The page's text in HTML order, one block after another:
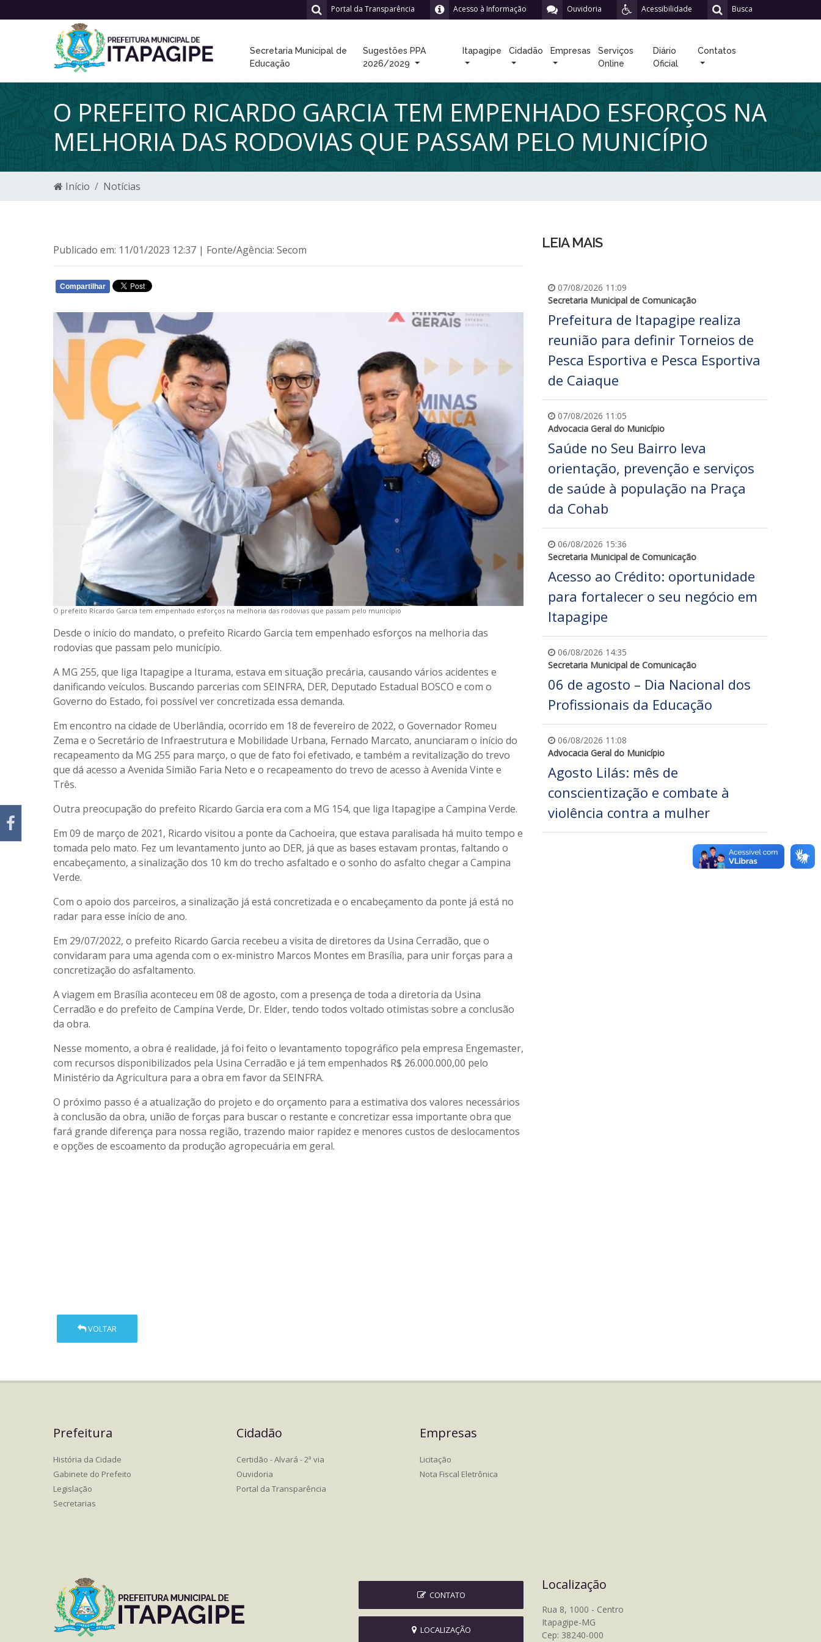
Busca
Acessibilidade
Ouvidoria
Acesso à Informação
Portal da Transparência
Secretaria Municipal de
Educação
Sugestões PPA
2026/2029
Itapagipe Cidadão Empresas
Serviços
Online
Diário
Oficial
Contatos
O PREFEITO RICARDO GARCIA TEM EMPENHADO ESFORÇOS NA
MELHORIA DAS RODOVIAS QUE PASSAM PELO MUNICÍPIO
Início Notícias
Publicado em: 11/01/2023 12:37 | Fonte/Agência: Secom
Compartilhar
O prefeito Ricardo Garcia tem empenhado esforços na melhoria das rodovias que passam pelo município
Desde o início do mandato, o prefeito Ricardo Garcia tem empenhado esforços na melhoria das
rodovias que passam pelo município.
A MG 255, que liga Itapagipe a Iturama, estava em situação precária, causando vários acidentes e
danificando veículos. Buscando parcerias com SEINFRA, DER, Deputado Estadual BOSCO e com o
Governo do Estado, foi possível ver concretizada essa demanda.
Em encontro na cidade de Uberlândia, ocorrido em 18 de fevereiro de 2022, o Governador Romeu
Zema e o Secretário de Infraestrutura e Mobilidade Urbana, Fernado Marcato, anunciaram o início do
recapeamento da MG 255 para março, o que de fato foi efetivado, e também a revitalização do trevo
que dá acesso a Avenida Simião Faria Neto e o recapeamento do trevo de acesso à Avenida Vinte e
Três.
Outra preocupação do prefeito Ricardo Garcia era com a MG 154, que liga Itapagipe a Campina Verde.
Em 09 de março de 2021, Ricardo visitou a ponte da Cachoeira, que estava paralisada há muito tempo e
tomada pelo mato. Fez um levantamento junto ao DER, já que as bases estavam prontas, faltando o
encabeçamento, a sinalização dos 10 km do trecho asfaltado e o sonho do asfalto chegar a Campina
Verde.
Com o apoio dos parceiros, a sinalização já está concretizada e o encabeçamento da ponte já está no
radar para esse início de ano.
Em 29/07/2022, o prefeito Ricardo Garcia recebeu a visita de diretores da Usina Cerradão, que o
convidaram para uma agenda com o ex-ministro Marcos Montes em Brasília, para unir forças para a
concretização do asfaltamento.
A viagem em Brasília aconteceu em 08 de agosto, com a presença de toda a diretoria da Usina
Cerradão e do prefeito de Campina Verde, Dr. Elder, tendo todos voltado otimistas sobre a conclusão
da obra.
Nesse momento, a obra é realidade, já foi feito o levantamento topográfico pela empresa Engemaster,
com recursos disponibilizados pela Usina Cerradão e já tem empenhados R$ 26.000.000,00 pelo
Ministério da Agricultura para a obra em favor da SEINFRA.
O próximo passo é a atualização do projeto e do orçamento para a estimativa dos valores necessários
à conclusão da obra, união de forças para buscar o restante e concretizar essa importante obra que
fará grande diferença para nossa região, trazendo maior rapidez e menores custos de deslocamentos
e opções de escoamento da produção agropecuária em geral.
VOLTAR
LEIA MAIS
07/08/2026 11:09
Secretaria Municipal de Comunicação
Prefeitura de Itapagipe realiza
reunião para definir Torneios de
Pesca Esportiva e Pesca Esportiva
de Caiaque
07/08/2026 11:05
Advocacia Geral do Município
Saúde no Seu Bairro leva
orientação, prevenção e serviços
de saúde à população na Praça
da Cohab
06/08/2026 15:36
Secretaria Municipal de Comunicação
Acesso ao Crédito: oportunidade
para fortalecer o seu negócio em
Itapagipe
06/08/2026 14:35
Secretaria Municipal de Comunicação
06 de agosto – Dia Nacional dos
Profissionais da Educação
06/08/2026 11:08
Advocacia Geral do Município
Agosto Lilás: mês de
conscientização e combate à
violência contra a mulher
Prefeitura
História da Cidade
Gabinete do Prefeito
Legislação
Secretarias
Cidadão
Certidão - Alvará - 2ª via
Ouvidoria
Portal da Transparência
Empresas
Licitação
Nota Fiscal Eletrônica
CONTATO
LOCALIZAÇÃO
Localização
Rua 8, 1000 - Centro
Itapagipe-MG
Cep: 38240-000